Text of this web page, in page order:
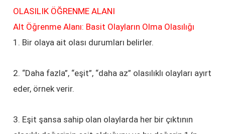
OLASILIK ÖĞRENME ALANI
Alt Öğrenme Alanı: Basit Olayların Olma Olasılığı
1. Bir olaya ait olası durumları belirler.
2. “Daha fazla”, “eşit”, “daha az” olasılıklı olayları ayırt
eder, örnek verir.
3. Eşit şansa sahip olan olaylarda her bir çıktının